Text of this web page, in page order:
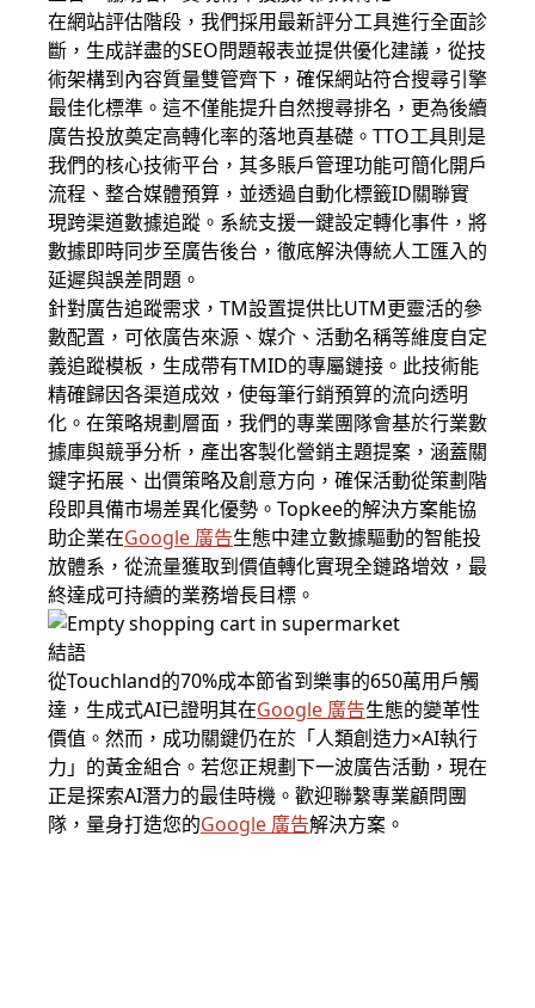
在網站評估階段，我們採用最新評分工具進行全面診
斷，生成詳盡的SEO問題報表並提供優化建議，從技
術架構到內容質量雙管齊下，確保網站符合搜尋引擎
最佳化標準。這不僅能提升自然搜尋排名，更為後續
廣告投放奠定高轉化率的落地頁基礎。TTO工具則是
我們的核心技術平台，其多賬戶管理功能可簡化開戶
流程、整合媒體預算，並透過自動化標籤ID關聯實
現跨渠道數據追蹤。系統支援一鍵設定轉化事件，將
數據即時同步至廣告後台，徹底解決傳統人工匯入的
延遲與誤差問題。
針對廣告追蹤需求，TM設置提供比UTM更靈活的參
數配置，可依廣告來源、媒介、活動名稱等維度自定
義追蹤模板，生成帶有TMID的專屬鏈接。此技術能
精確歸因各渠道成效，使每筆行銷預算的流向透明
化。在策略規劃層面，我們的專業團隊會基於行業數
據庫與競爭分析，產出客製化營銷主題提案，涵蓋關
鍵字拓展、出價策略及創意方向，確保活動從策劃階
段即具備市場差異化優勢。Topkee的解決方案能協
助企業在Google 廣告生態中建立數據驅動的智能投
放體系，從流量獲取到價值轉化實現全鏈路增效，最
終達成可持續的業務增長目標。
結語
從Touchland的70%成本節省到樂事的650萬用戶觸
達，生成式AI已證明其在Google 廣告生態的變革性
價值。然而，成功關鍵仍在於「人類創造力×AI執行
力」的黃金組合。若您正規劃下一波廣告活動，現在
正是探索AI潛力的最佳時機。歡迎聯繫專業顧問團
隊，量身打造您的Google 廣告解決方案。